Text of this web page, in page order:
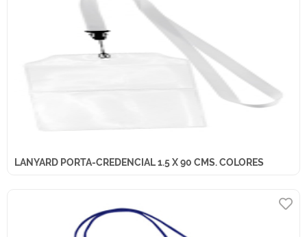
LANYARD PORTA-CREDENCIAL 1.5 X 90 CMS. COLORES